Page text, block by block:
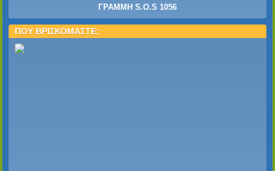
ΓΡΑΜΜΗ S.O.S 1056
ΠΟΥ ΒΡΙΣΚΟΜΑΣΤΕ;